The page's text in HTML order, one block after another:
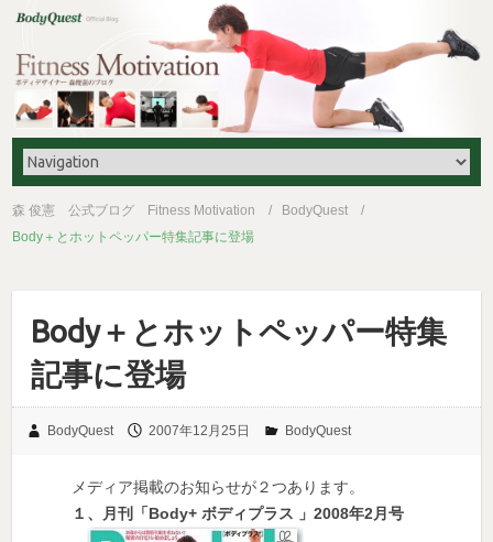
森 俊憲 公式ブログ Fitness Motivation
BodyQuest
Body＋とホットペッパー特集記事に登場
Body＋とホットペッパー特集
記事に登場
BodyQuest 2007年12月25日 BodyQuest
メディア掲載のお知らせが２つあります。
１、月刊「Body+ ボディプラス 」2008年2月号